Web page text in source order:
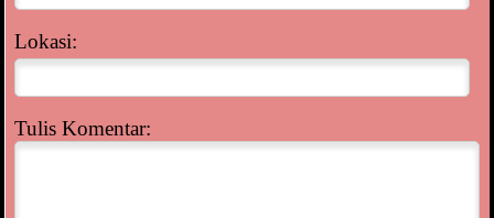
Lokasi:
Tulis Komentar: